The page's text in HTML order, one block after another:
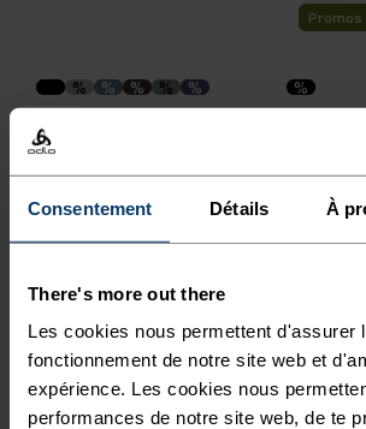
Consentement Détails À
There's more out there
Les cookies nous permettent d'assurer
fonctionnement de notre site web et
expérience. Les cookies nous
performances de notre site web, de te
% % % % %
Pantalon X-Alp 3L
CHF 420.00
Promos
%
Collant
CHF 49.00
Automne 26
%
Collant de running
CHF 70.00
Pantalon
CHF
Automne 26